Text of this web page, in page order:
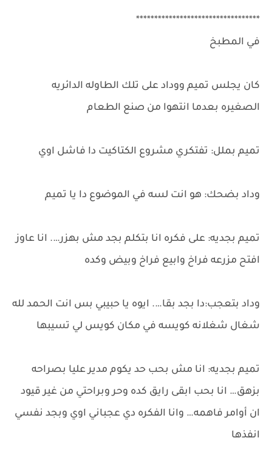
**********************************
في المطبخ
كان يجلس تميم ووداد على تلك الطاوله الدائريه
الصغيره بعدما انتهوا من صنع الطعام
تميم بملل: تفتكري مشروع الكتاكيت دا فاشل اوي
وداد بضحك: هو انت لسه في الموضوع دا يا تميم
تميم بجديه: على فكره انا بتكلم بجد مش بهزر…. انا عاوز
افتح مزرعه فراخ وابيع فراخ وبيض وكده
وداد بتعجب:دا بجد بقا…. ايوه يا حبيبي بس انت الحمد لله
شغال شغلانه كويسه في مكان كويس لي تسيبها
تميم بجديه: انا مش بحب حد يكوم مدير عليا بصراحه
بزهق… انا بحب ابقى رايق كده وحر وبراحتي من غير قيود
ان أوامر فاهمه… وانا الفكره دي عجباني اوي وبجد نفسي
انفذها